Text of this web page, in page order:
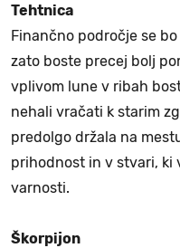
Tehtnica
Finančno področje se
zato boste precej bolj
vplivom lune v ribah
nehali vračati k starim
predolgo držala na
prihodnost in v stvari, ki
varnosti.
Škorpijon